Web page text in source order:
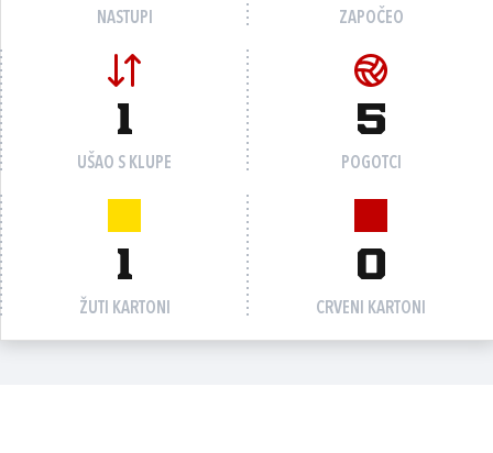
NASTUPI ZAPOČEO
1
UŠAO S KLUPE
5
POGOTCI
1
ŽUTI KARTONI
0
CRVENI KARTONI